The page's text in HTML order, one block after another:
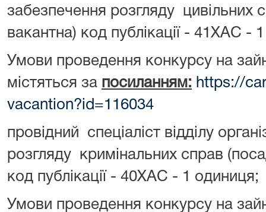
забезпечення розгляду цивільних
вакантна) код публікації - 41ХАС -
Умови проведення конкурсу на
містяться за посиланням: https://
vacantion?id=116034
провідний спеціаліст відділу
розгляду кримінальних справ
код публікації - 40ХАС - 1 одиниця;
Умови проведення конкурсу на